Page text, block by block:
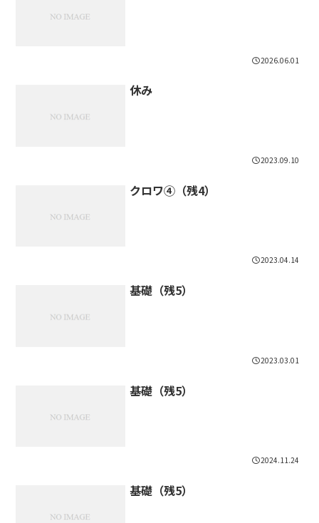
2026.06.01
休み
2023.09.10
クロワ④（残4）
2023.04.14
基礎（残5）
2023.03.01
基礎（残5）
2024.11.24
基礎（残5）